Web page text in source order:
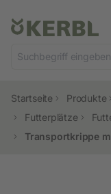
Startseite Produkte
Futterplätze
Transportkrippe